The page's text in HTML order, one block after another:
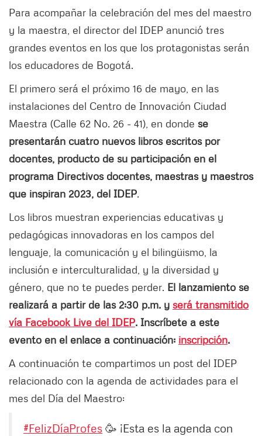
Para acompañar la celebración del mes del maestro
y la maestra, el director del IDEP anunció tres
grandes eventos en los que los protagonistas serán
los educadores de Bogotá.
El primero será el próximo 16 de mayo, en las
instalaciones del Centro de Innovación Ciudad
Maestra (Calle 62 No. 26 - 41), en donde se
presentarán cuatro nuevos libros escritos por
docentes, producto de su participación en el
programa Directivos docentes, maestras y maestros
que inspiran 2023, del IDEP.
Los libros muestran experiencias educativas y
pedagógicas innovadoras en los campos del
lenguaje, la comunicación y el bilingüismo, la
inclusión e interculturalidad, y la diversidad y
género, que no te puedes perder. El lanzamiento se
realizará a partir de las 2:30 p.m. y será transmitido
vía Facebook Live del IDEP. Inscríbete a este
evento en el enlace a continuación: inscripción.
A continuación te compartimos un post del IDEP
relacionado con la agenda de actividades para el
mes del Día del Maestro:
#FelizDíaProfes 🥳 ¡Esta es la agenda con